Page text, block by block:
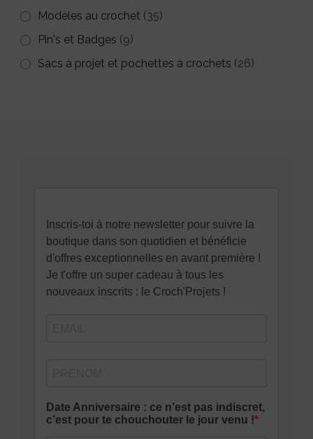
Modèles au crochet (35)
Pin's et Badges (9)
Sacs à projet et pochettes à crochets (26)